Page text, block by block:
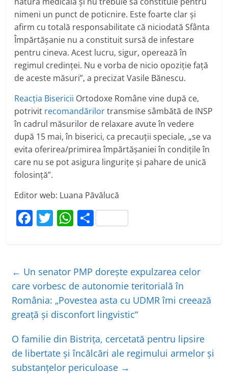
nimeni un punct de poticnire. Este foarte clar și
afirm cu totală responsabilitate că niciodată Sfânta
Împărtășanie nu a constituit sursă de infestare
pentru cineva. Acest lucru, sigur, operează în
regimul credinței. Nu e vorba de nicio opoziție față
de aceste măsuri”, a precizat Vasile Bănescu.
Reacția Bisericii Ortodoxe Române vine după ce,
potrivit recomandărilortransmise sâmbătă de INSP
în cadrul măsurilor de relaxare avute în vedere
după 15 mai, în biserici, ca precauții speciale, „se va
evita oferirea/primirea împărtășaniei în condițile în
care nu se pot asigura lingurițe și pahare de unică
folosință”.
Editor web: Luana Păvălucă
F
e
b
o
o
k
T
er
W
s
A
p
p
P
je
a
z
ă
← Un senator PMP doreşte expulzarea celor
care vorbesc de autonomie teritorială în
România: „Povestea asta cu UDMR îmi creează
greaţă şi disconfort lingvistic“
O familie din Bistrița, cercetată pentru lipsire
de libertate și încălcări ale regimului armelor și
substanțelor periculoase →